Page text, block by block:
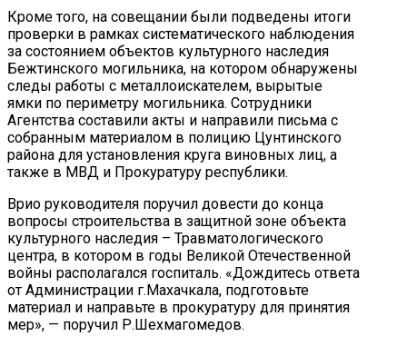
Кроме того, на совещании были подведены итоги
проверки в рамках систематического наблюдения
за состоянием объектов культурного наследия
Бежтинского могильника, на котором обнаружены
следы работы с металлоискателем, вырытые
ямки по периметру могильника. Сотрудники
Агентства составили акты и направили письма с
собранным материалом в полицию Цунтинского
района для установления круга виновных лиц, а
также в МВД и Прокуратуру республики.
Врио руководителя поручил довести до конца
вопросы строительства в защитной зоне объекта
культурного наследия – Травматологического
центра, в котором в годы Великой Отечественной
войны располагался госпиталь. «Дождитесь ответа
от Администрации г.Махачкала, подготовьте
материал и направьте в прокуратуру для принятия
мер», — поручил Р.Шехмагомедов.